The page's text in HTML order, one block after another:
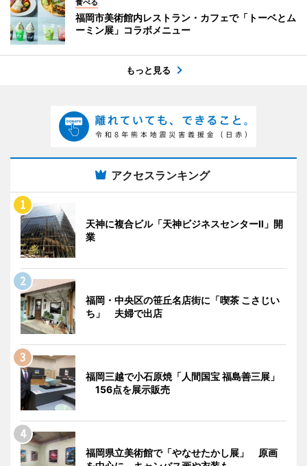
福岡市美術館内レストラン・カフェで「トーベとム
ーミン展」コラボメニュー
もっと見る
アクセスランキング
天神に複合ビル「天神ビジネスセンターII」開
業
福岡・中央区の笹丘名店街に「喫茶 こさじい
ち」 夫婦で出店
福岡三越で小石原焼「人間国宝 福島善三展」
156点を展示販売
福岡県立美術館で「やなせたかし展」 原画